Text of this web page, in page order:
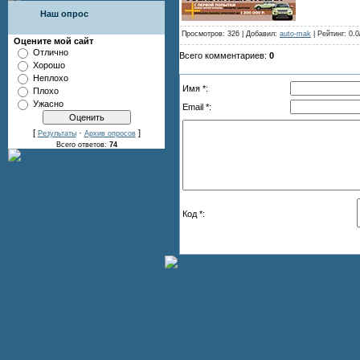
Наш опрос
Оцените мой сайт
Отлично
Хорошо
Неплохо
Плохо
Ужасно
[ Результаты· Архив опросов]
Всего ответов: 74
Просмотров: 326 | Добавил: auto-mak | Рейтинг:
Всего комментариев: 0
Имя *:
Email *:
Код *: